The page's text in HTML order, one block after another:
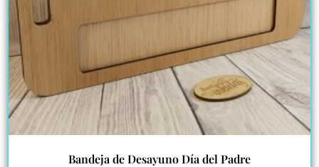
Bandeja de Desayuno Día del Padre